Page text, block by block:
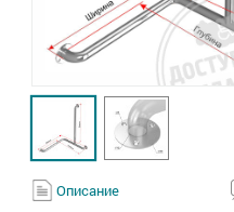
Описание